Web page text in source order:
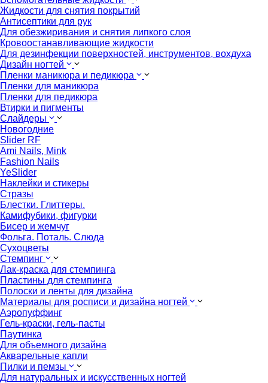
Жидкости для снятия покрытий
Антисептики для рук
Для обезжиривания и снятия липкого слоя
Кровоостанавливающие жидкости
Для дезинфекции поверхностей, инструментов, вохдуха
Дизайн ногтей
Пленки маникюра и педикюра
Пленки для маникюра
Пленки для педикюра
Втирки и пигменты
Слайдеры
Новогодние
Slider RF
Ami Nails, Mink
Fashion Nails
YeSlider
Наклейки и стикеры
Стразы
Блестки. Глиттеры.
Камифубики, фигурки
Бисер и жемчуг
Фольга. Поталь. Слюда
Сухоцветы
Стемпинг
Лак-краска для стемпинга
Пластины для стемпинга
Полоски и ленты для дизайна
Материалы для росписи и дизайна ногтей
Аэропуффинг
Гель-краски, гель-пасты
Паутинка
Для объемного дизайна
Акварельные капли
Пилки и пемзы
Для натуральных и искусственных ногтей